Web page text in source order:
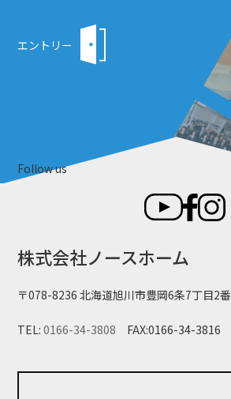
エントリー
Follow us
株式会社ノースホーム
〒078-8236 北海道旭川市豊岡6条7丁目2
TEL:0166-34-3808 FAX:0166-34-3816